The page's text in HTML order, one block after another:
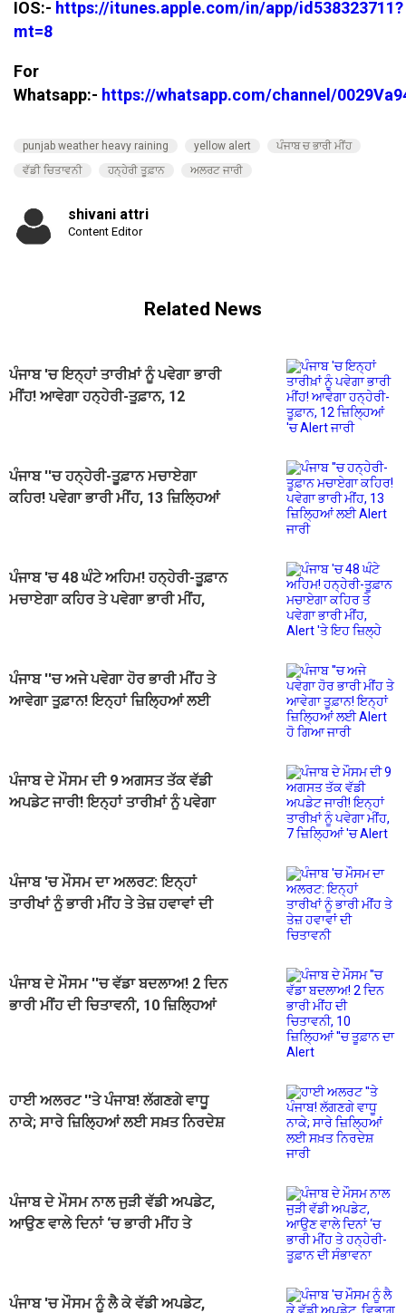
IOS:- https://itunes.apple.com/in/app/id538323711?
mt=8
For
Whatsapp:- https://whatsapp.com/channel/
punjab weather heavy raining yellow alert
ਪੰਜਾਬ ਚ ਭਾਰੀ ਮੀਂਹ
ਵੱਡੀ ਚਿਤਾਵਨੀ
ਹਨ੍ਹੇਰੀ ਤੂਫ਼ਾਨ ਅਲਰਟ ਜਾਰੀ
shivani attri
Content Editor
Related News
ਪੰਜਾਬ 'ਚ ਇਨ੍ਹਾਂ ਤਾਰੀਖ਼ਾਂ ਨੂੰ ਪਵੇਗਾ ਭਾਰੀ
ਮੀਂਹ! ਆਵੇਗਾ ਹਨ੍ਹੇਰੀ-ਤੂਫ਼ਾਨ, 12
ਪੰਜਾਬ ''ਚ ਹਨ੍ਹੇਰੀ-ਤੂਫ਼ਾਨ ਮਚਾਏਗਾ
ਕਹਿਰ! ਪਵੇਗਾ ਭਾਰੀ ਮੀਂਹ, 13 ਜ਼ਿਲ੍ਹਿਆਂ
ਪੰਜਾਬ 'ਚ 48 ਘੰਟੇ ਅਹਿਮ! ਹਨ੍ਹੇਰੀ-ਤੂਫ਼ਾਨ
ਮਚਾਏਗਾ ਕਹਿਰ ਤੇ ਪਵੇਗਾ ਭਾਰੀ ਮੀਂਹ,
ਪੰਜਾਬ ''ਚ ਅਜੇ ਪਵੇਗਾ ਹੋਰ ਭਾਰੀ ਮੀਂਹ ਤੇ
ਆਵੇਗਾ ਤੂਫ਼ਾਨ! ਇਨ੍ਹਾਂ ਜ਼ਿਲ੍ਹਿਆਂ ਲਈ
ਪੰਜਾਬ ਦੇ ਮੌਸਮ ਦੀ 9 ਅਗਸਤ ਤੱਕ ਵੱਡੀ
ਅਪਡੇਟ ਜਾਰੀ! ਇਨ੍ਹਾਂ ਤਾਰੀਖ਼ਾਂ ਨੂੰ ਪਵੇਗਾ
ਪੰਜਾਬ 'ਚ ਮੌਸਮ ਦਾ ਅਲਰਟ: ਇਨ੍ਹਾਂ
ਤਾਰੀਖਾਂ ਨੂੰ ਭਾਰੀ ਮੀਂਹ ਤੇ ਤੇਜ਼ ਹਵਾਵਾਂ ਦੀ
ਪੰਜਾਬ ਦੇ ਮੌਸਮ ''ਚ ਵੱਡਾ ਬਦਲਾਅ! 2 ਦਿਨ
ਭਾਰੀ ਮੀਂਹ ਦੀ ਚਿਤਾਵਨੀ, 10 ਜ਼ਿਲ੍ਹਿਆਂ
ਹਾਈ ਅਲਰਟ ''ਤੇ ਪੰਜਾਬ! ਲੱਗਣਗੇ ਵਾਧੂ
ਨਾਕੇ; ਸਾਰੇ ਜ਼ਿਲ੍ਹਿਆਂ ਲਈ ਸਖ਼ਤ ਨਿਰਦੇਸ਼
ਪੰਜਾਬ ਦੇ ਮੌਸਮ ਨਾਲ ਜੁੜੀ ਵੱਡੀ ਅਪਡੇਟ,
ਆਉਣ ਵਾਲੇ ਦਿਨਾਂ ‘ਚ ਭਾਰੀ ਮੀਂਹ ਤੇ
ਪੰਜਾਬ 'ਚ ਮੌਸਮ ਨੂੰ ਲੈ ਕੇ ਵੱਡੀ ਅਪਡੇਟ,